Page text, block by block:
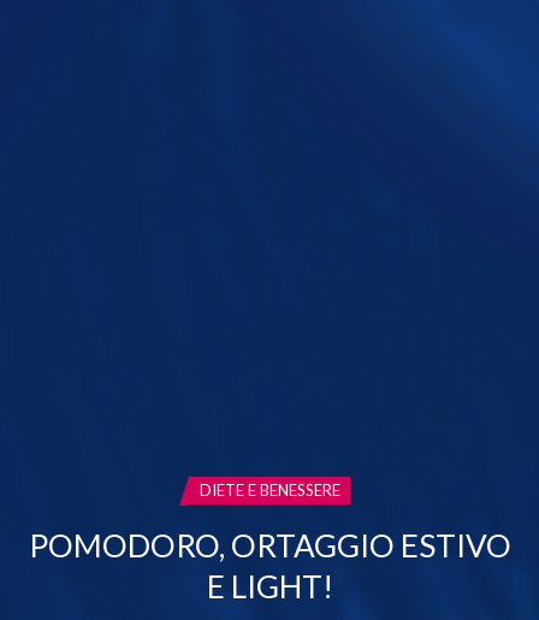
CATEGORIA:
DIETE E BENESSERE
POMODORO, ORTAGGIO ESTIVO
E LIGHT!